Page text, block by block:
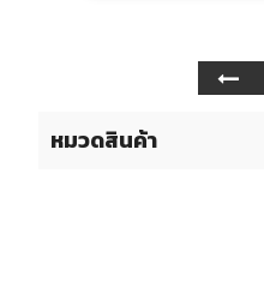
หมวดสินค้า